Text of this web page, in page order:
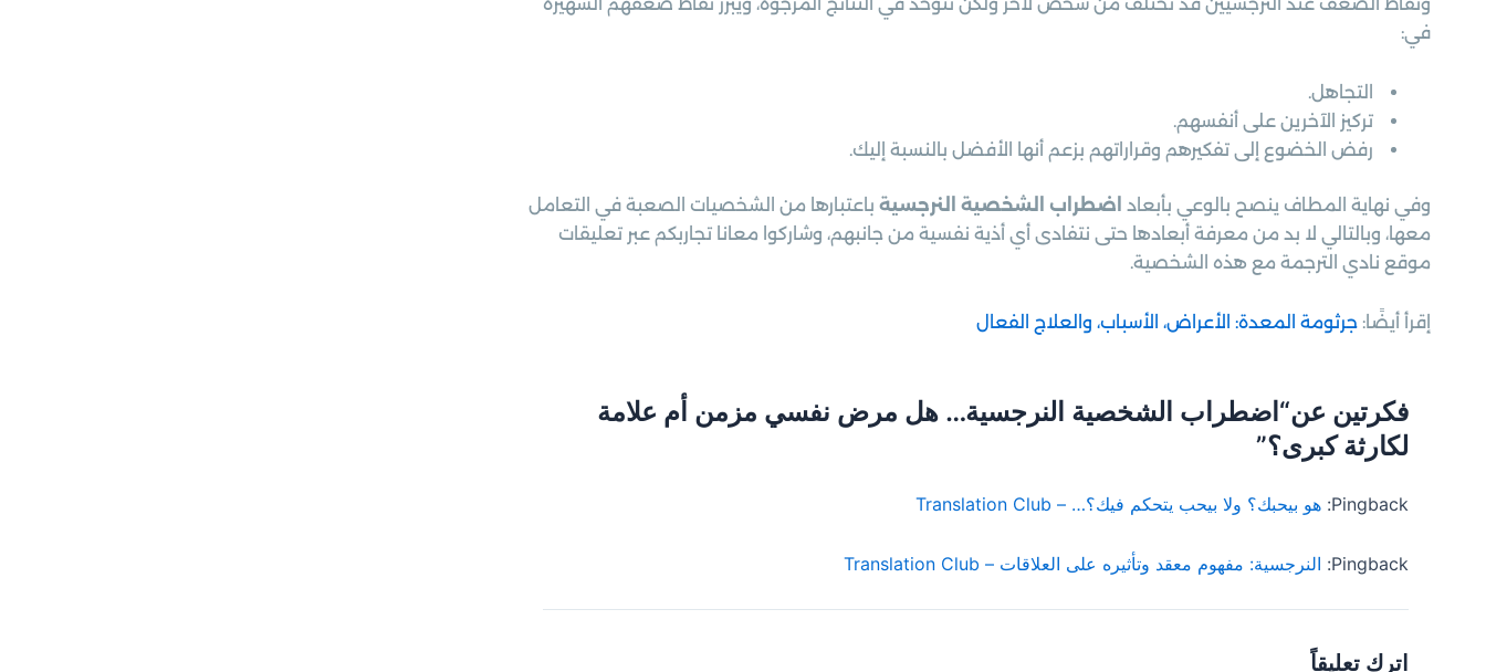
في:
التجاهل.
تركيز الآخرين على أنفسهم.
رفض الخضوع إلى تفكيرهم وقراراتهم بزعم أنها الأفضل بالنسبة إليك.
وفي نهاية المطاف ينصح بالوعي بأبعاد اضطراب الشخصية النرجسية باعتبارها من الشخصيات الصعبة في التعامل
معها، وبالتالي لا بد من معرفة أبعادها حتى نتفادى أي أذية نفسية من جانبهم، وشاركوا معانا تجاربكم عبر تعليقات
موقع نادي الترجمة مع هذه الشخصية.
إقرأ أيضًا: جرثومة المعدة: الأعراض، الأسباب، والعلاج الفعال
فكرتين عن“اضطراب الشخصية النرجسية… هل مرض نفسي مزمن أم علامة
لكارثة كبرى؟”
Pingback: هو بيحبك؟ ولا بيحب يتحكم فيك؟… – Translation Club
Pingback: النرجسية: مفهوم معقد وتأثيره على العلاقات – Translation Club
اترك تعليقاً